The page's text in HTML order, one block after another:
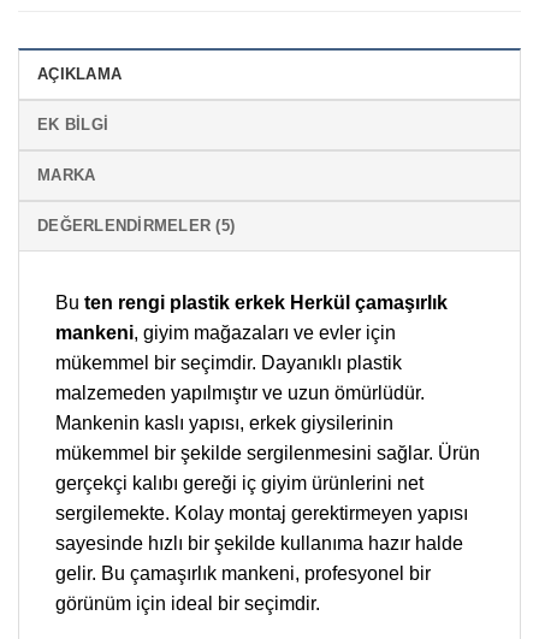
AÇIKLAMA
EK BILGI
MARKA
DEĞERLENDIRMELER (5)
Bu ten rengi plastik erkek Herkül çamaşırlık
mankeni, giyim mağazaları ve evler için
mükemmel bir seçimdir. Dayanıklı plastik
malzemeden yapılmıştır ve uzun ömürlüdür.
Mankenin kaslı yapısı, erkek giysilerinin
mükemmel bir şekilde sergilenmesini sağlar. Ürün
gerçekçi kalıbı gereği iç giyim ürünlerini net
sergilemekte. Kolay montaj gerektirmeyen yapısı
sayesinde hızlı bir şekilde kullanıma hazır halde
gelir. Bu çamaşırlık mankeni, profesyonel bir
görünüm için ideal bir seçimdir.